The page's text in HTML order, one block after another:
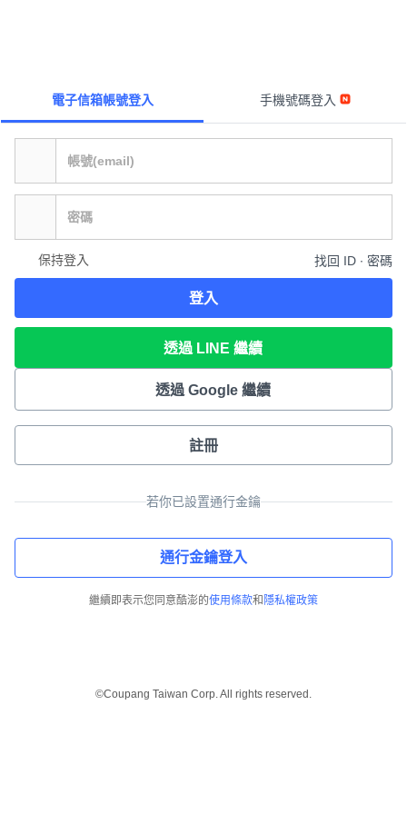
電子信箱帳號登入 手機號碼登入
保持登入 找回 ID ∙ 密碼
登入
透過 LINE 繼續
透過 Google 繼續
註冊
若你已設置通行金鑰
通行金鑰登入
繼續即表示您同意酷澎的使用條款和 隱私權政策
©Coupang Taiwan Corp. All rights reserved.